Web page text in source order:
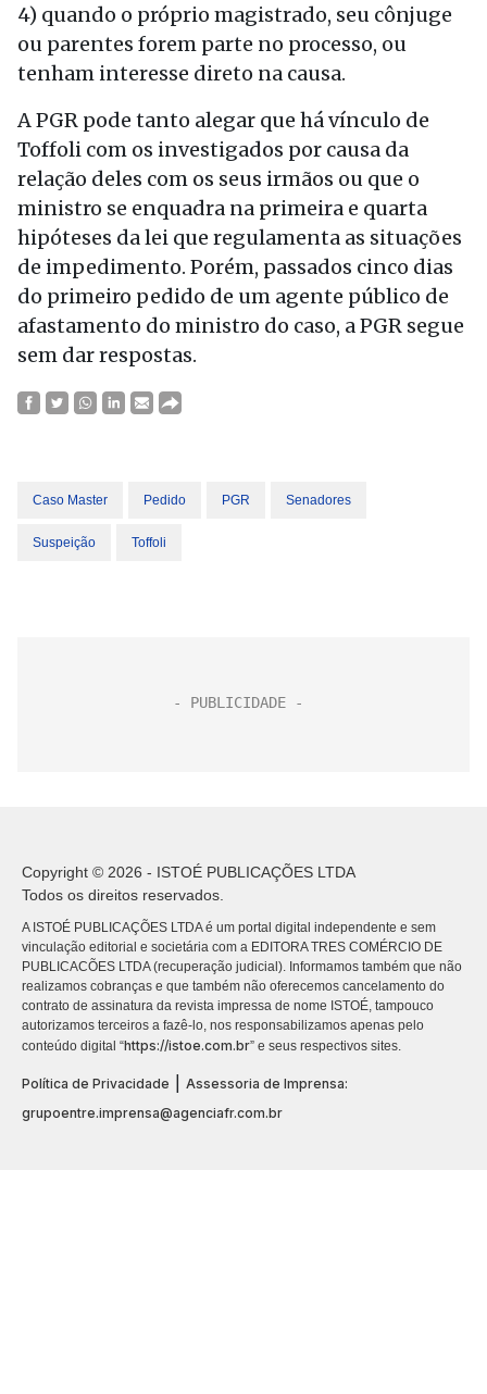
4) quando o próprio magistrado, seu cônjuge
ou parentes forem parte no processo, ou
tenham interesse direto na causa.
A PGR pode tanto alegar que há vínculo de
Toffoli com os investigados por causa da
relação deles com os seus irmãos ou que o
ministro se enquadra na primeira e quarta
hipóteses da lei que regulamenta as situações
de impedimento. Porém, passados cinco dias
do primeiro pedido de um agente público de
afastamento do ministro do caso, a PGR segue
sem dar respostas.
Caso Master Pedido PGR Senadores
Suspeição Toffoli
Copyright © 2026 - ISTOÉ PUBLICAÇÕES LTDA
Todos os direitos reservados.
A ISTOÉ PUBLICAÇÕES LTDA é um portal digital independente e sem
vinculação editorial e societária com a EDITORA TRES COMÉRCIO DE
PUBLICACÕES LTDA (recuperação judicial). Informamos também que não
realizamos cobranças e que também não oferecemos cancelamento do
contrato de assinatura da revista impressa de nome ISTOÉ, tampouco
autorizamos terceiros a fazê-lo, nos responsabilizamos apenas pelo
conteúdo digital “https://istoe.com.br” e seus respectivos sites.
Política de Privacidade
Assessoria de Imprensa:
grupoentre.imprensa@agenciafr.com.br